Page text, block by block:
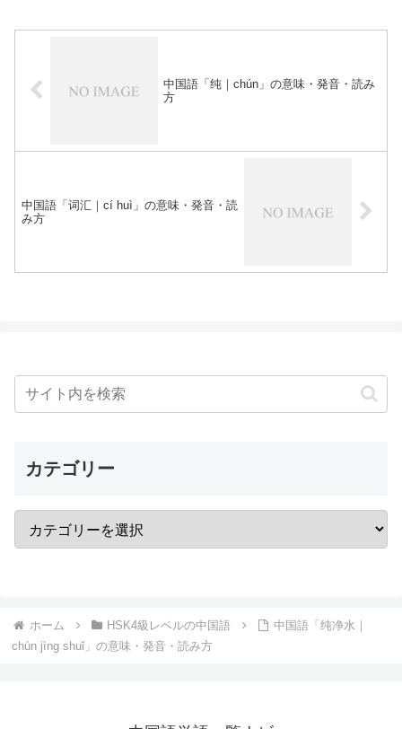
中国語「纯｜chún」の意味・発音・読み
方
中国語「词汇｜cí huì」の意味・発音・読
み方
カテゴリー
ホーム HSK4級レベルの中国語
中国語「纯净水｜
chún jìng shuǐ」の意味・発音・読み方